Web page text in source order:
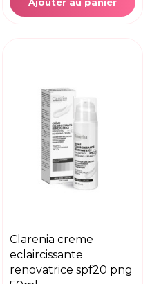
clarenia creme
eclaircissante
renovatrice spf20 png